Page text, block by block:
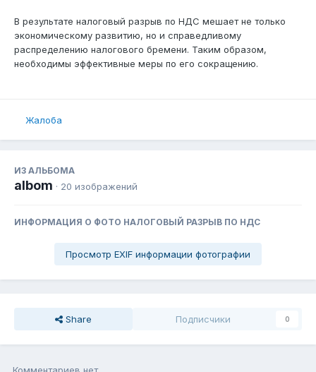
В результате налоговый разрыв по НДС мешает не только
экономическому развитию, но и справедливому
распределению налогового бремени. Таким образом,
необходимы эффективные меры по его сокращению.
Жалоба
ИЗ АЛЬБОМА
albom · 20 изображений
ИНФОРМАЦИЯ О ФОТО НАЛОГОВЫЙ РАЗРЫВ ПО НДС
Просмотр EXIF информации фотографии
Share Подписчики 0